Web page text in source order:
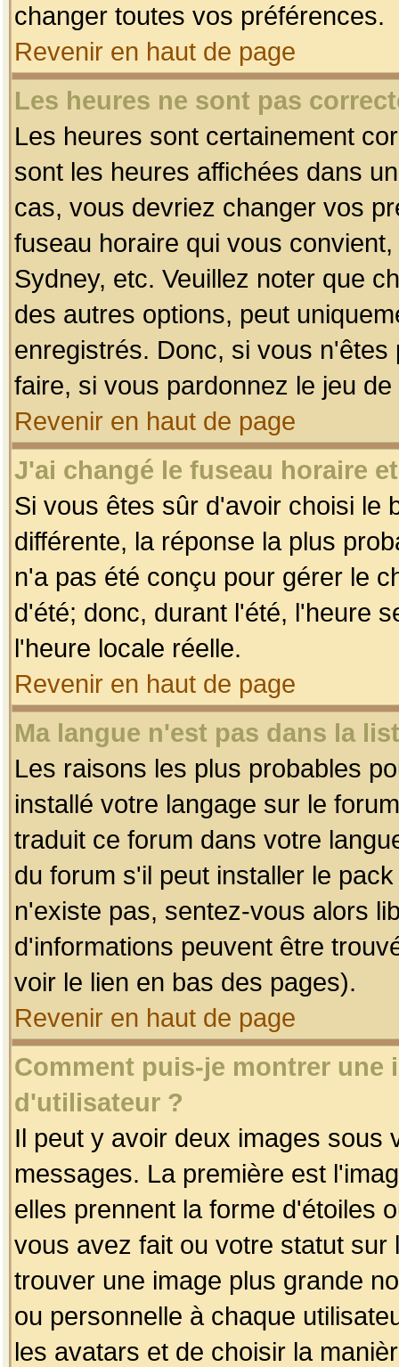
changer toutes vos préférences.
Revenir en haut de page
Les heures ne sont pas
Les heures sont certainement
sont les heures affichées dans
cas, vous devriez changer vos
fuseau horaire qui vous
Sydney, etc. Veuillez noter que
des autres options, peut
enregistrés. Donc, si vous
faire, si vous pardonnez le jeu
Revenir en haut de page
J'ai changé le fuseau horaire
Si vous êtes sûr d'avoir choisi le
différente, la réponse la plus
n'a pas été conçu pour gérer le
d'été; donc, durant l'été, l'heure
l'heure locale réelle.
Revenir en haut de page
Ma langue n'est pas dans la
Les raisons les plus probables
installé votre langage sur le
traduit ce forum dans votre
du forum s'il peut installer le
n'existe pas, sentez-vous alors
d'informations peuvent être
voir le lien en bas des pages).
Revenir en haut de page
Comment puis-je montrer une
d'utilisateur ?
Il peut y avoir deux images sous
messages. La première est
elles prennent la forme d'étoiles
vous avez fait ou votre statut
trouver une image plus grande
ou personnelle à chaque
les avatars et de choisir la